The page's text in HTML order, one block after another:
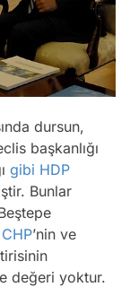
dursun,
başkanlığı
gibi HDP
Bunlar
CHP’nin ve
değeri yoktur.